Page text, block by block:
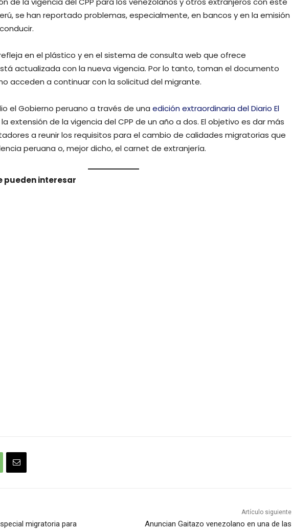
se han reportado problemas, especialmente, en bancos y en la emisión
en el plástico y en el sistema de consulta web que ofrece
actualizada con la nueva vigencia. Por lo tanto, toman el documento
acceden a continuar con la solicitud del migrante.
el Gobierno peruano a través de una edición extraordinaria del Diario El
extensión de la vigencia del CPP de un año a dos. El objetivo es dar más
a reunir los requisitos para el cambio de calidades migratorias que
peruana o, mejor dicho, el carnet de extranjería.
pueden interesar
migratoria para
Artículo siguiente
Anuncian Gaitazo venezolano en una de las